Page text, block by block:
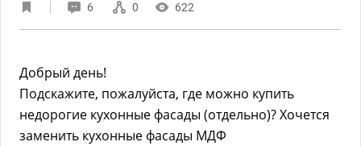
6 0 622
Добрый день!
Подскажите, пожалуйста, где можно купить
недорогие кухонные фасады (отдельно)? Хочется
заменить кухонные фасады МДФ